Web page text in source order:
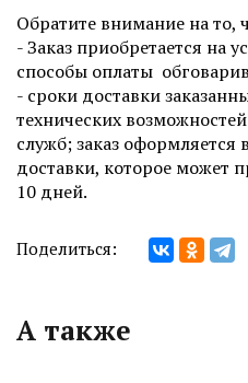
Обратите внимание на то,
- Заказ приобретается на
способы оплаты
- сроки доставки
технических
служб; заказ
доставки, которое может
10 дней.
Поделиться:
А также